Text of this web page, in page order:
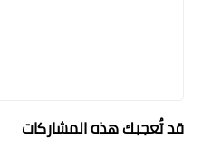
قد تُعجبك هذه المشاركات